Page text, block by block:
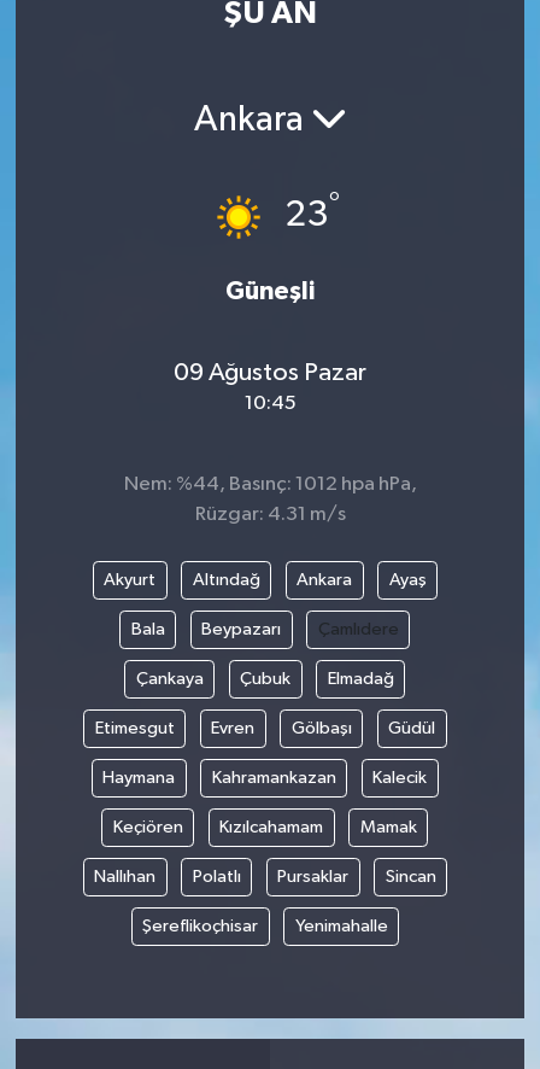
ŞU AN
Ankara
23°
Güneşli
09 Ağustos Pazar
10:45
Nem: %44, Basınç: 1012 hpa hPa,
Rüzgar: 4.31 m/s
Akyurt Altındağ Ankara Ayaş
Bala Beypazarı Çamlıdere
Çankaya Çubuk Elmadağ
Etimesgut Evren Gölbaşı Güdül
Haymana Kahramankazan Kalecik
Keçiören Kızılcahamam Mamak
Nallıhan Polatlı Pursaklar Sincan
Şereflikoçhisar Yenimahalle